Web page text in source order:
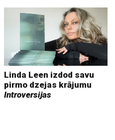
Linda Leen izdod savu
pirmo dzejas krājumu
Introversijas